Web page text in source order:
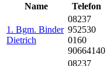
Name
Telefon
1. Bgm. Binder
Dietrich
08237
952530
0160
90664140
08237